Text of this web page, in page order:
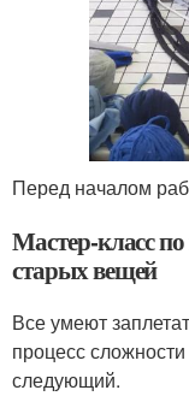
Перед началом
Мастер-класс
старых вещей
Все умеют
процесс
следующий.